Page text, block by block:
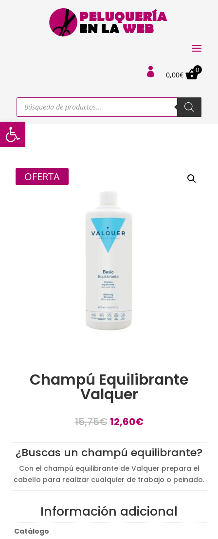
Abrir barra de herramientas
 0,00€
0
Búsqueda
productos
OFERTA
Champú Equilibrante
Valquer
15,75€ El
era:
15,75€.
12,60€El
es:
12,60€.
¿Buscas un champú equilibrante?
Con el champú equilibrante de Valquer prepara el
cabello para realizar cualquier de trabajo o peinado.
Información adicional
Catálogo